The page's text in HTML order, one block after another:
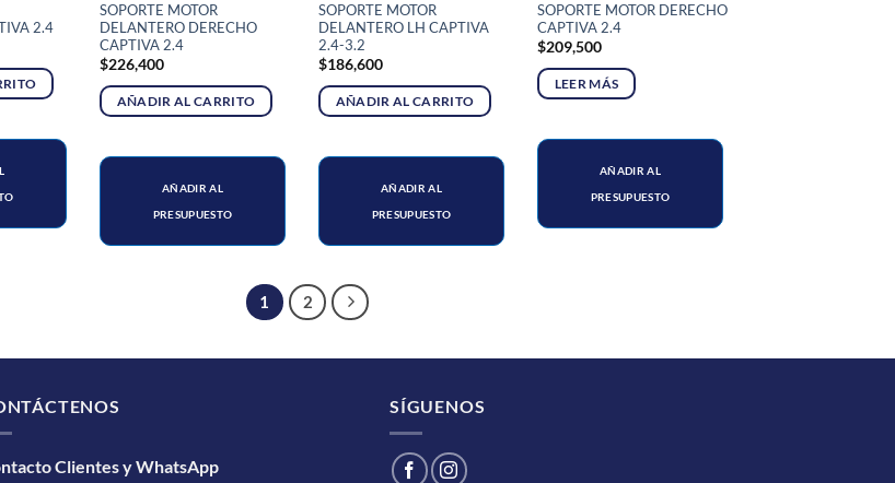
2.4
SOPORTE MOTOR
DELANTERO DERECHO
CAPTIVA 2.4
$226,400
AÑADIR AL CARRITO
AÑADIR AL
PRESUPUESTO
SOPORTE MOTOR
DELANTERO LH CAPTIVA
2.4-3.2
$186,600
AÑADIR AL CARRITO
AÑADIR AL
PRESUPUESTO
SOPORTE MOTOR DERECHO
CAPTIVA 2.4
$209,500
LEER MÁS
AÑADIR AL
PRESUPUESTO
1 2
Clientes y WhatsApp
SÍGUENOS